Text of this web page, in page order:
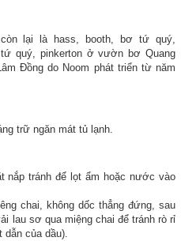
lại là hass, booth, bơ tứ quý,
quý, pinkerton ở vườn bơ Quang
Đồng do Noom phát triển từ năm
trữ ngăn mát tủ lạnh.
nắp tránh để lọt ẩm hoặc nước vào
chai, không dốc thẳng đứng, sau
lau sơ qua miệng chai để tránh rò rỉ
dẫn của dầu).